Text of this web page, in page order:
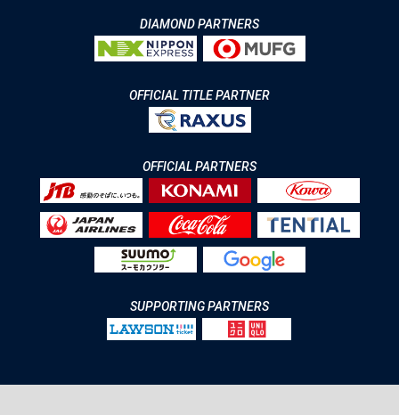
DIAMOND PARTNERS
OFFICIAL TITLE PARTNER
OFFICIAL PARTNERS
SUPPORTING PARTNERS